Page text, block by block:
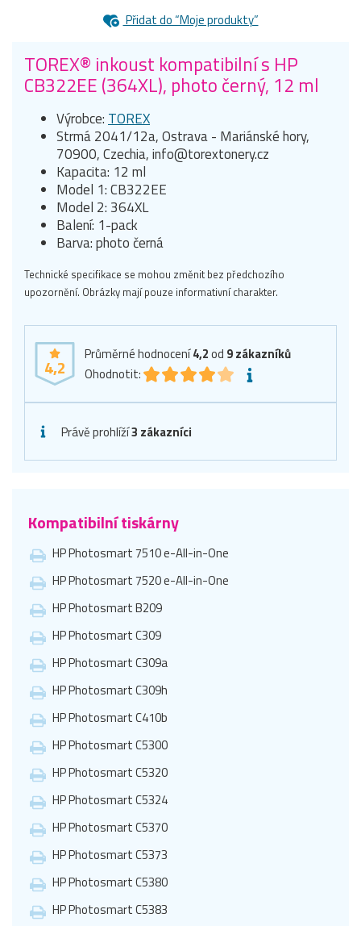
Přidat do “Moje produkty”
TOREX® inkoust kompatibilní s HP
CB322EE (364XL), photo černý, 12 ml
Výrobce:TOREX
Strmá 2041/12a, Ostrava - Mariánské hory,
70900, Czechia, info@torextonery.cz
Kapacita: 12 ml
Model 1: CB322EE
Model 2: 364XL
Balení: 1-pack
Barva: photo černá
Technické specifikace se mohou změnit bez předchozího
upozornění. Obrázky mají pouze informativní charakter.
4,2
Průměrné hodnocení4,2od 9zákazníků
Ohodnotit:
Právě prohlíží3 zákazníci
Kompatibilní tiskárny
HP Photosmart 7510 e-All-in-One
HP Photosmart 7520 e-All-in-One
HP Photosmart B209
HP Photosmart C309
HP Photosmart C309a
HP Photosmart C309h
HP Photosmart C410b
HP Photosmart C5300
HP Photosmart C5320
HP Photosmart C5324
HP Photosmart C5370
HP Photosmart C5373
HP Photosmart C5380
HP Photosmart C5383